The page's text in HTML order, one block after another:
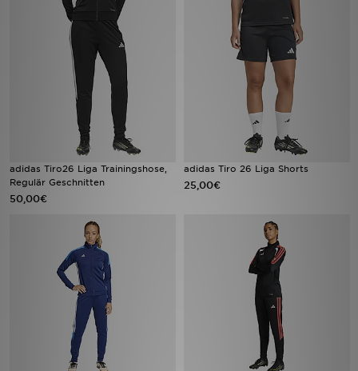
adidas Tiro26 Liga Trainingshose,
Regulär Geschnitten
50,00€
adidas Tiro 26 Liga Shorts
25,00€